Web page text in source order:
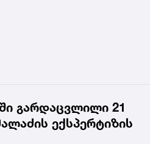
გარდაცვლილი 21
ექსპერტიზის